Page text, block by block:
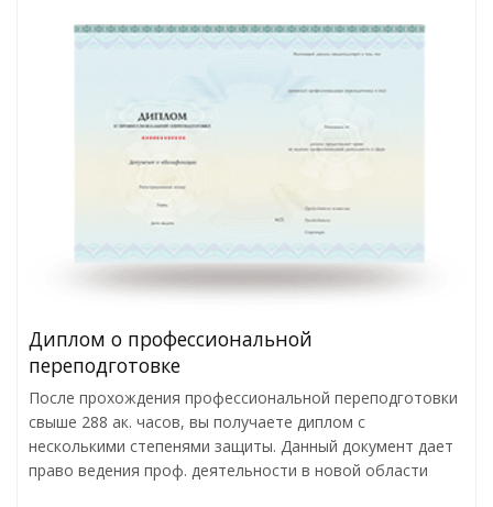
Диплом о профессиональной
переподготовке
После прохождения профессиональной переподготовки
свыше 288 ак. часов, вы получаете диплом с
несколькими степенями защиты. Данный документ дает
право ведения проф. деятельности в новой области